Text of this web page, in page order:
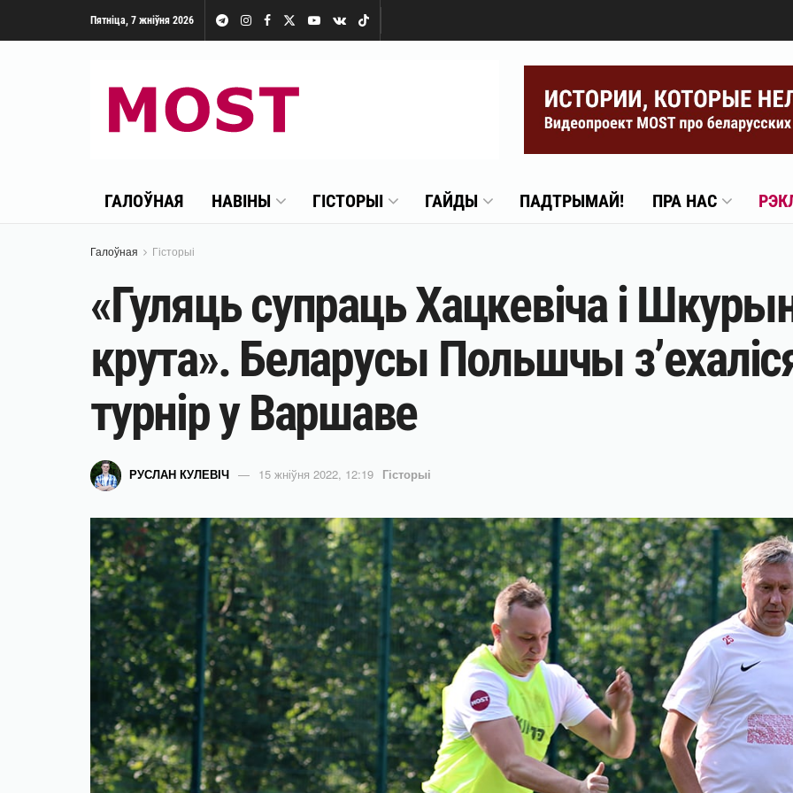
Пятніца, 7 жніўня 2026
ГАЛОЎНАЯ НАВІНЫ ГІСТОРЫІ ГАЙДЫ ПАДТРЫМАЙ! ПРА НАС
Галоўная Гісторыі
«Гуляць супраць Хацкевіча і
крута». Беларусы Польшчы
турнір у Варшаве
РУСЛАН КУЛЕВІЧ 15 жніўня 2022, 12:19 Гісторыі